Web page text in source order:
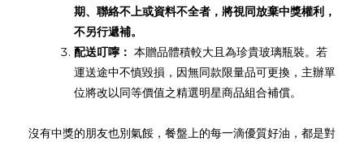
期、聯絡不上或資料不全者，將視同放棄中獎權利，
不另行遞補。
配送叮嚀： 本贈品體積較大且為珍貴玻璃瓶裝。若
運送途中不慎毀損，因無同款限量品可更換，主辦單
位將改以同等價值之精選明星商品組合補償。
沒有中獎的朋友也別氣餒，餐盤上的每一滴優質好油，都是對